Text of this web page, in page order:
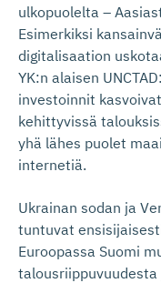
ulkopuolelta –
Esimerkiksi
digitalisaation
YK:n alaisen
investoinnit
kehittyvissä
yhä lähes puolet
internetiä.
Ukrainan sodan ja
tuntuvat
Euroopassa Suomi